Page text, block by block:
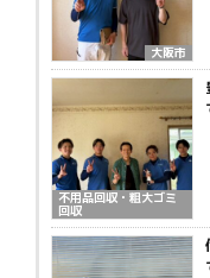
大阪市
不用品回収・粗大ゴミ
回収